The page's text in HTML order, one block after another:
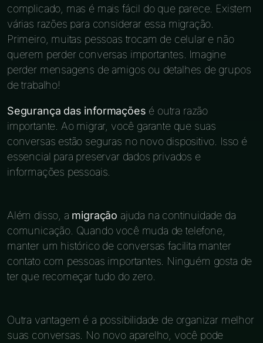
complicado, mas é mais fácil do que parece. Existem
várias razões para considerar essa migração.
Primeiro, muitas pessoas trocam de celular e não
querem perder conversas importantes. Imagine
perder mensagens de amigos ou detalhes de grupos
de trabalho!
Segurança das informações é outra razão
importante. Ao migrar, você garante que suas
conversas estão seguras no novo dispositivo. Isso é
essencial para preservar dados privados e
informações pessoais.
Além disso, a migração ajuda na continuidade da
comunicação. Quando você muda de telefone,
manter um histórico de conversas facilita manter
contato com pessoas importantes. Ninguém gosta de
ter que recomeçar tudo do zero.
Outra vantagem é a possibilidade de organizar melhor
suas conversas. No novo aparelho, você pode